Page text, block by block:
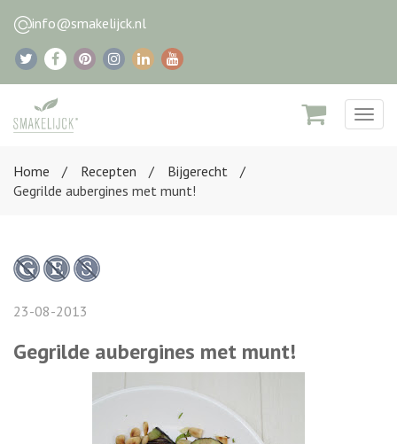
info@smakelijck.nl
Home
Recepten
Bijgerecht
Gegrilde aubergines met munt!
23-08-2013
Gegrilde aubergines met munt!